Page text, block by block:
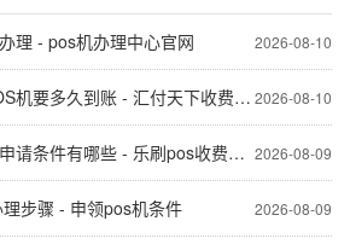
2026-08-10
理 - pos机办理中心官网
2026-08-10
要多久到账 - 汇付天下收费标准
2026-08-09
条件有哪些 - 乐刷pos收费标准
2026-08-09
步骤 - 申领pos机条件